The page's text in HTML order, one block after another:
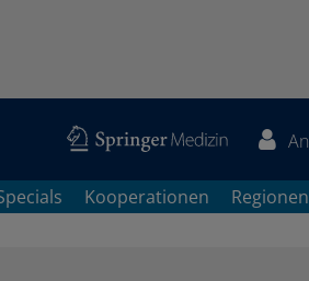
Kooperationen Regionen